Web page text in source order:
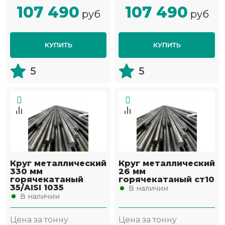
107 490 руб
КУПИТЬ
5
107 490 руб
КУПИТЬ
5
Круг металлический
330 мм
горячекатаный
35/AISI 1035
В наличии
Цена за тонну
Круг металлический
26 мм
горячекатаный ст10
В наличии
Цена за тонну